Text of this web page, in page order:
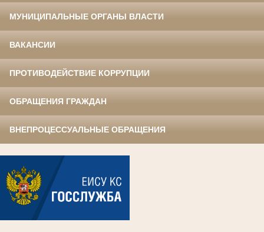
МУНИЦИПАЛЬНЫЕ ОРГАНЫ ВЛАСТИ
ВАКАНСИИ
ПРОТИВОДЕЙСТВИЕ КОРРУПЦИИ
ОБРАЩЕНИЯ ГРАЖДАН
ВНЕПРОЦЕССУАЛЬНЫЕ ОБРАЩЕНИЯ